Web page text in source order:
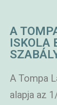
A
ISKOLA
A Tompa
alapja az